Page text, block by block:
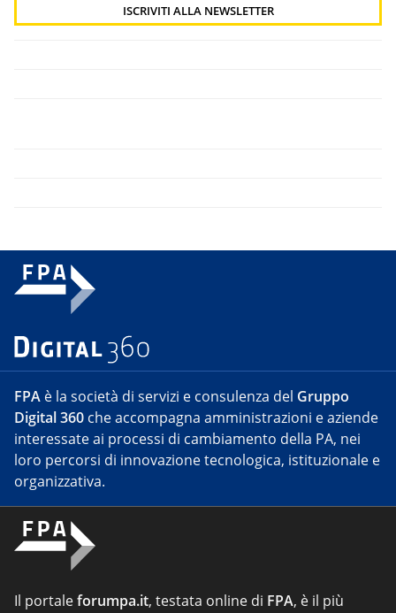
FPA è la società di servizi e consulenza del Gruppo
Digital 360 che accompagna amministrazioni e aziende
interessate ai processi di cambiamento della PA, nei
loro percorsi di innovazione tecnologica, istituzionale e
organizzativa.
Il portaleforumpa.it, testata online di FPA, è il più